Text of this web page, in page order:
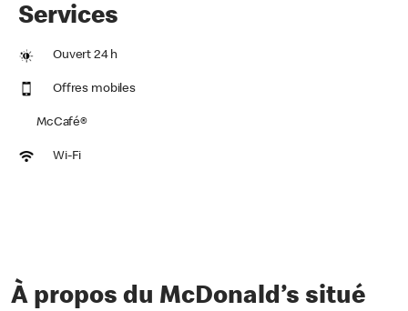
Services
Ouvert 24 h
Offres mobiles
McCafé®
Wi-Fi
À propos du McDonald’s situé